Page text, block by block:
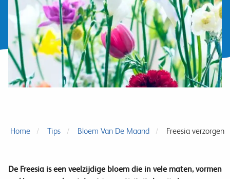
Home Tips Bloem Van De Maand Freesia verzorgen
De Freesia is een veelzijdige bloem die in vele maten, vormen